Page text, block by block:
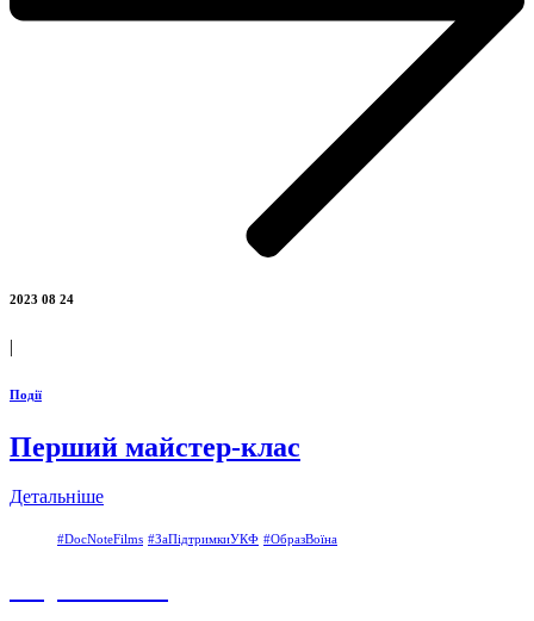
2023 08 24
|
Події
Перший майстер-клас
Детальніше
#DocNoteFilms #ЗаПідтримкиУКФ #ОбразВоїна